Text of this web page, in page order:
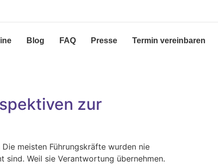
Blog FAQ Presse Termin vereinbaren
zur
meisten Führungskräfte wurden nie
Weil sie Verantwortung übernehmen.